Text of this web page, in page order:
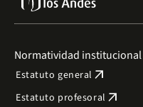
Normatividad institucional
Estatuto general arrow_outward
Estatuto profesoral arrow_outward